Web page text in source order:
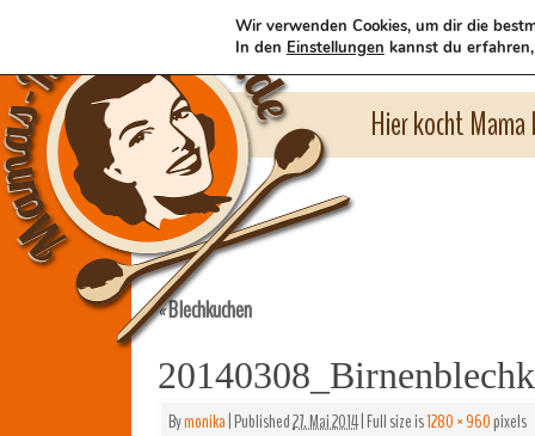
Hier kocht
«Blechkuchen
Bymonika|Published27. Mai 2014|Full size is1280 × 960pixels
Wir verwenden Cookies, um dir die
In den Einstellungen kannst du